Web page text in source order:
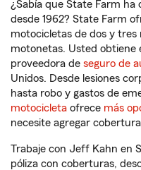
¿Sabía que State Farm
desde 1962? State Farm
motocicletas de dos y tres
motonetas. Usted obtiene
proveedora de seguro de
Unidos. Desde lesiones
hasta robo y gastos de
motocicleta ofrece más
necesite agregar
Trabaje con Jeff Kahn en
póliza con coberturas,